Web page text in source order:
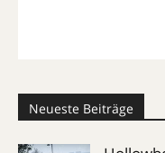
Neueste Beiträge